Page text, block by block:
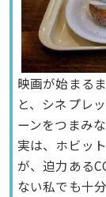
映画が始まる
と、シネプレ
ーンをつまみ
実は、ホビッ
が、迫力ある
ない私でも十